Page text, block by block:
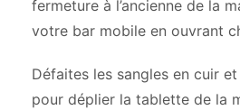
fermeture à l’ancienne de la
votre bar mobile en ouvrant
Défaites les sangles en cuir
pour déplier la tablette de la